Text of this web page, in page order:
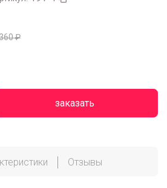
₽
заказать
Отзывы